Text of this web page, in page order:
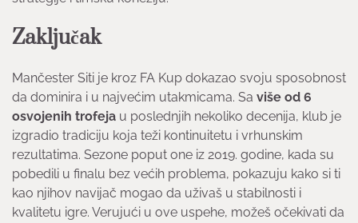
Zaključak
Mančester Siti je kroz FA Kup dokazao svoju sposobnost
da dominira i u najvećim utakmicama. Sa više od 6
osvojenih trofeja u poslednjih nekoliko decenija, klub je
izgradio tradiciju koja teži kontinuitetu i vrhunskim
rezultatima. Sezone poput one iz 2019. godine, kada su
pobedili u finalu bez većih problema, pokazuju kako si ti
kao njihov navijač mogao da uživaš u stabilnosti i
kvalitetu igre. Verujući u ove uspehe, možeš očekivati da